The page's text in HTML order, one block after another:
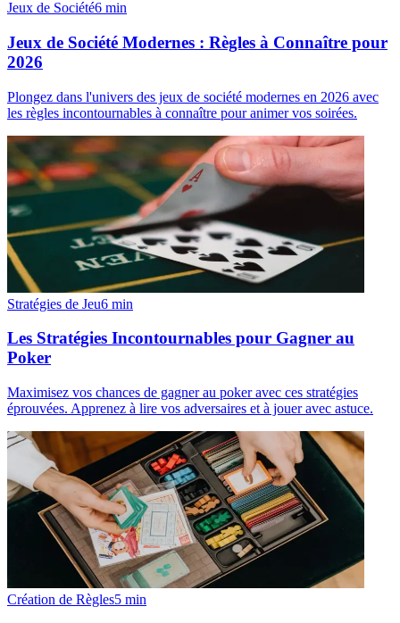
Jeux de Société6 min
Jeux de Société Modernes : Règles à Connaître pour
2026
Plongez dans l'univers des jeux de société modernes en 2026 avec
les règles incontournables à connaître pour animer vos soirées.
Stratégies de Jeu6 min
Les Stratégies Incontournables pour Gagner au
Poker
Maximisez vos chances de gagner au poker avec ces stratégies
éprouvées. Apprenez à lire vos adversaires et à jouer avec astuce.
Création de Règles5 min